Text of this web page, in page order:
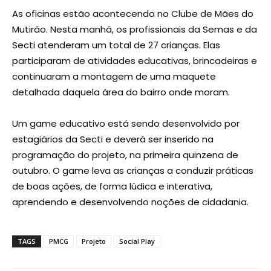
As oficinas estão acontecendo no Clube de Mães do
Mutirão. Nesta manhã, os profissionais da Semas e da
Secti atenderam um total de 27 crianças. Elas
participaram de atividades educativas, brincadeiras e
continuaram a montagem de uma maquete
detalhada daquela área do bairro onde moram.
Um game educativo está sendo desenvolvido por
estagiários da Secti e deverá ser inserido na
programação do projeto, na primeira quinzena de
outubro. O game leva as crianças a conduzir práticas
de boas ações, de forma lúdica e interativa,
aprendendo e desenvolvendo noções de cidadania.
TAGS PMCG Projeto Social Play